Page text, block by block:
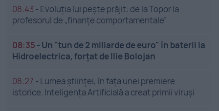
08:43 - Evoluția lui pește prăjit: de la Topor la
profesorul de „finanțe comportamentale”
08:35 - Un "tun de 2 miliarde de euro" în baterii la
Hidroelectrica, forțat de Ilie Bolojan
08:27 - Lumea științei, în fața unei premiere
istorice. Inteligența Artificială a creat primii viruși